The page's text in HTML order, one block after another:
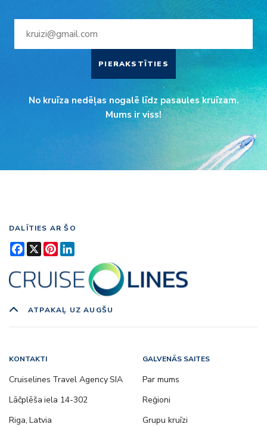
PIERAKSTĪTIES
No kruīza nedēļas nogalē līdz pasaules kruīzam.
Mums ir viss!
DALĪTIES AR ŠO
Facebook
X Pinterest
ATPAKAĻ UZ AUGŠU
KONTAKTI
Cruiselines Travel Agency SIA
Lāčplēša iela 14-302
Riga, Latvia
GALVENĀS SAITES
Par mums
Reģioni
Grupu kruīzi